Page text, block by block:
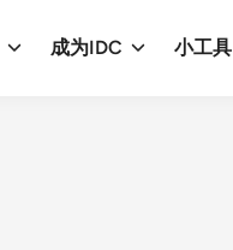
成为IDC 小工具